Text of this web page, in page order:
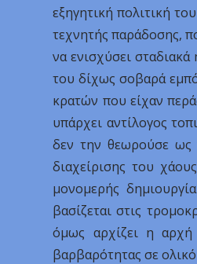
εξηγητική πολιτική
τεχνητής παράδοσης,
να ενισχύσει
του δίχως σοβαρά
κρατών που είχαν
υπάρχει αντίλογος
δεν την θεωρούσε ως
διαχείρισης του
μονομερής
βασίζεται στις
όμως αρχίζει η αρχή
βαρβαρότητας σε